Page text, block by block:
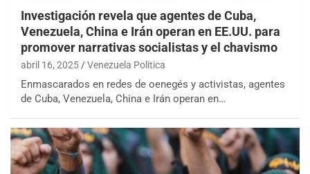
Investigación revela que agentes de Cuba,
Venezuela, China e Irán operan en EE.UU. para
promover narrativas socialistas y el chavismo
abril 16, 2025 Venezuela Politica
Enmascarados en redes de oenegés y activistas, agentes
de Cuba, Venezuela, China e Irán operan en…